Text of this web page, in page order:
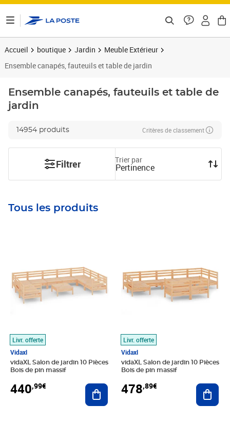
Accueil boutique Jardin
Meuble Extérieur
Ensemble canapés, fauteuils et table de jardin
Ensemble canapés, fauteuils et table de
jardin
14954 produits Critères de classement
Filtrer Trier par
Pertinence
Tous les produits
Livr. offerte
Vidaxl
vidaXL Salon de jardin 10 Pièces
Bois de pin massif
440,99€ Ajouter au panier
Livr. offerte
Vidaxl
vidaXL Salon de jardin 10 Pièces
Bois de pin massif
478,89€